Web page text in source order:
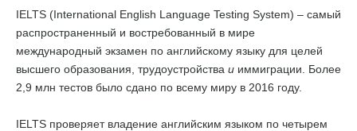
IELTS (International English Language Testing System) – самый
распространенный и востребованный в мире
международный экзамен по английскому языку для целей
высшего образования, трудоустройства и иммиграции. Более
2,9 млн тестов было сдано по всему миру в 2016 году.
IELTS проверяет владение английским языком по четырем